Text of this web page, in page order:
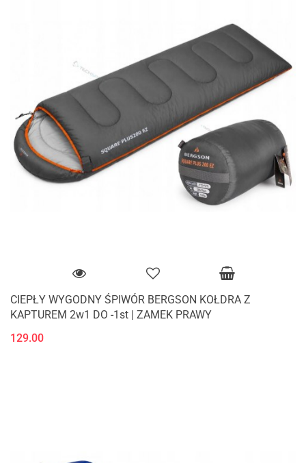
CIEPŁY WYGODNY ŚPIWÓR BERGSON KOŁDRA Z
KAPTUREM 2w1 DO -1st | ZAMEK PRAWY
129.00